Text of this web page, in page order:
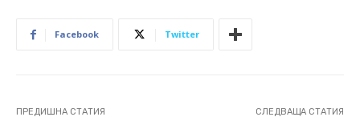
Facebook Twitter
ПРЕДИШНА СТАТИЯ СЛЕДВАЩА СТАТИЯ